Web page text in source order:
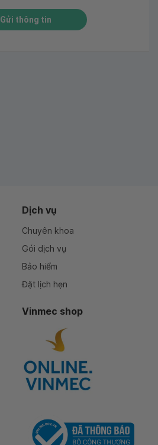
Gửi thông tin
Dịch vụ
Chuyên khoa
Gói dịch vụ
Bảo hiểm
Đặt lịch hẹn
Vinmec shop